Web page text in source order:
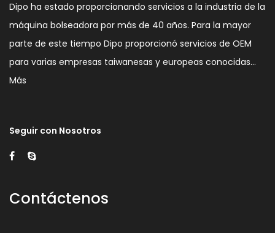
Dipo ha estado proporcionando servicios a la industria de la
máquina bolseadora por más de 40 años. Para la mayor
parte de este tiempo Dipo proporcionó servicios de OEM
para varias empresas taiwanesas y europeas conocidas…
Más
Seguir con Nosotros
Contáctenos